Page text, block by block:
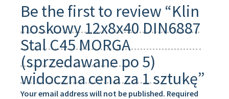
Be the first to review “Klin
noskowy 12x8x40 DIN6887
Stal C45 MORGA
(sprzedawane po 5)
widoczna cena za 1 sztukę”
Your email address will not be published. Required